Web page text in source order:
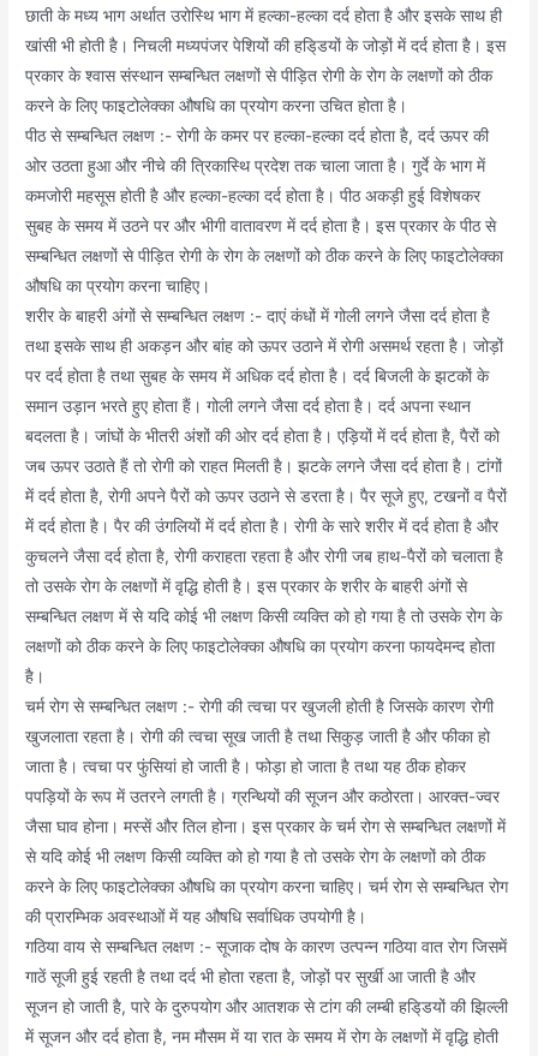
छाती के मध्य भाग अर्थात उरोस्थि भाग में हल्का-हल्का दर्द होता है और इसके साथ ही
खांसी भी होती है। निचली मध्यपंजर पेशियों की हडि्डयों के जोड़ों में दर्द होता है। इस
प्रकार के श्वास संस्थान सम्बन्धित लक्षणों से पीड़ित रोगी के रोग के लक्षणों को ठीक
करने के लिए फाइटोलेक्का औषधि का प्रयोग करना उचित होता है।
पीठ से सम्बन्धित लक्षण :- रोगी के कमर पर हल्का-हल्का दर्द होता है, दर्द ऊपर की
ओर उठता हुआ और नीचे की त्रिकास्थि प्रदेश तक चाला जाता है। गुर्दे के भाग में
कमजोरी महसूस होती है और हल्का-हल्का दर्द होता है। पीठ अकड़ी हुई विशेषकर
सुबह के समय में उठने पर और भीगी वातावरण में दर्द होता है। इस प्रकार के पीठ से
सम्बन्धित लक्षणों से पीड़ित रोगी के रोग के लक्षणों को ठीक करने के लिए फाइटोलेक्का
औषधि का प्रयोग करना चाहिए।
शरीर के बाहरी अंगों से सम्बन्धित लक्षण :- दाएं कंधों में गोली लगने जैसा दर्द होता है
तथा इसके साथ ही अकड़न और बांह को ऊपर उठाने में रोगी असमर्थ रहता है। जोड़ों
पर दर्द होता है तथा सुबह के समय में अधिक दर्द होता है। दर्द बिजली के झटकों के
समान उड़ान भरते हुए होता हैं। गोली लगने जैसा दर्द होता है। दर्द अपना स्थान
बदलता है। जांघों के भीतरी अंशों की ओर दर्द होता है। एड़ियों में दर्द होता है, पैरों को
जब ऊपर उठाते हैं तो रोगी को राहत मिलती है। झटके लगने जैसा दर्द होता है। टांगों
में दर्द होता है, रोगी अपने पैरों को ऊपर उठाने से डरता है। पैर सूजे हुए, टखनों व पैरों
में दर्द होता है। पैर की उंगलियों में दर्द होता है। रोगी के सारे शरीर में दर्द होता है और
कुचलने जैसा दर्द होता है, रोगी कराहता रहता है और रोगी जब हाथ-पैरों को चलाता है
तो उसके रोग के लक्षणों में वृद्धि होती है। इस प्रकार के शरीर के बाहरी अंगों से
सम्बन्धित लक्षण में से यदि कोई भी लक्षण किसी व्यक्ति को हो गया है तो उसके रोग के
लक्षणों को ठीक करने के लिए फाइटोलेक्का औषधि का प्रयोग करना फायदेमन्द होता
है।
चर्म रोग से सम्बन्धित लक्षण :- रोगी की त्वचा पर खुजली होती है जिसके कारण रोगी
खुजलाता रहता है। रोगी की त्वचा सूख जाती है तथा सिकुड़ जाती है और फीका हो
जाता है। त्वचा पर फुंसियां हो जाती है। फोड़ा हो जाता है तथा यह ठीक होकर
पपड़ियों के रूप में उतरने लगती है। ग्रन्थियों की सूजन और कठोरता। आरक्त-ज्वर
जैसा घाव होना। मस्सें और तिल होना। इस प्रकार के चर्म रोग से सम्बन्धित लक्षणों में
से यदि कोई भी लक्षण किसी व्यक्ति को हो गया है तो उसके रोग के लक्षणों को ठीक
करने के लिए फाइटोलेक्का औषधि का प्रयोग करना चाहिए। चर्म रोग से सम्बन्धित रोग
की प्रारम्भिक अवस्थाओं में यह औषधि सर्वाधिक उपयोगी है।
गठिया वाय से सम्बन्धित लक्षण :- सूजाक दोष के कारण उत्पन्न गठिया वात रोग जिसमें
गाठें सूजी हुई रहती है तथा दर्द भी होता रहता है, जोड़ों पर सुर्खी आ जाती है और
सूजन हो जाती है, पारे के दुरुपयोग और आतशक से टांग की लम्बी हडि्डयों की झिल्ली
में सूजन और दर्द होता है, नम मौसम में या रात के समय में रोग के लक्षणों में वृद्धि होती